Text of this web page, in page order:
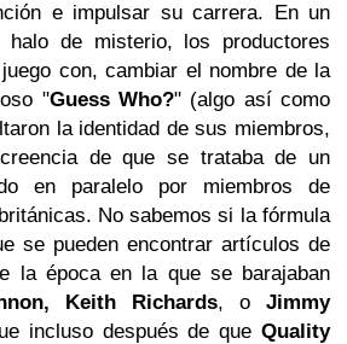
e impulsar su carrera. En un
de misterio, los productores
con, cambiar el nombre de la
"Guess Who?" (algo así como
la identidad de sus miembros,
de que se trataba de un
en paralelo por miembros de
No sabemos si la fórmula
se pueden encontrar artículos de
la época en la que se barajaban
Keith Richards, o Jimmy
incluso después de que Quality